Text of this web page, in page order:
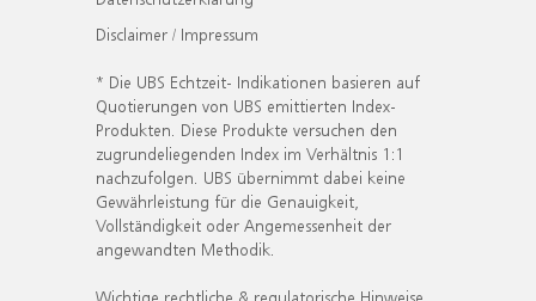
Disclaimer / Impressum
* Die UBS Echtzeit- Indikationen basieren auf
Quotierungen von UBS emittierten Index-
Produkten. Diese Produkte versuchen den
zugrundeliegenden Index im Verhältnis 1:1
nachzufolgen. UBS übernimmt dabei keine
Gewährleistung für die Genauigkeit,
Vollständigkeit oder Angemessenheit der
angewandten Methodik.